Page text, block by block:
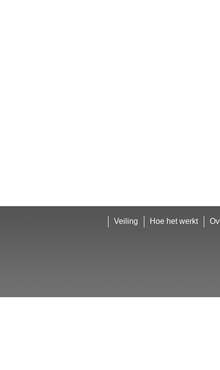
Veiling Hoe het werkt